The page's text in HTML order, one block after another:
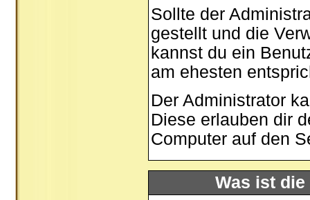
Sollte der
gestellt und die
kannst du ein
am ehesten
Der Administrator
Diese erlauben dir
Computer auf den
Was ist